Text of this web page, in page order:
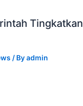
Tingkatkan
/ Byadmin